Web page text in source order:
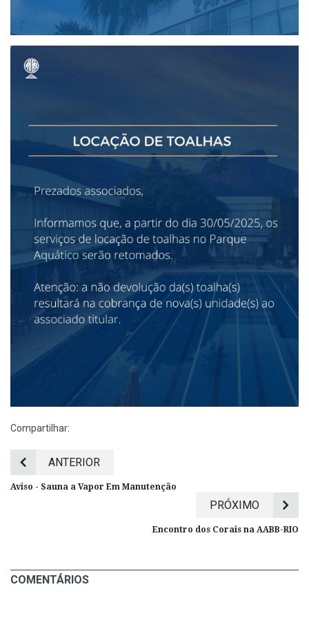
Compartilhar:
ANTERIOR
Aviso - Sauna a Vapor Em Manutenção
PRÓXIMO
Encontro dos Corais na AABB-RIO
COMENTÁRIOS